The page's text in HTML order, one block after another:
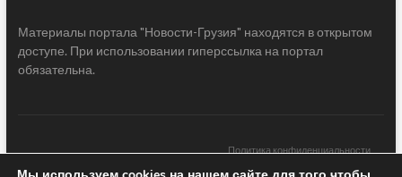
Материалы портала "Новости-Грузия" находятся в открытом
доступе. При использовании гиперссылка на портал
обязательна.
Политика конфиденциальности